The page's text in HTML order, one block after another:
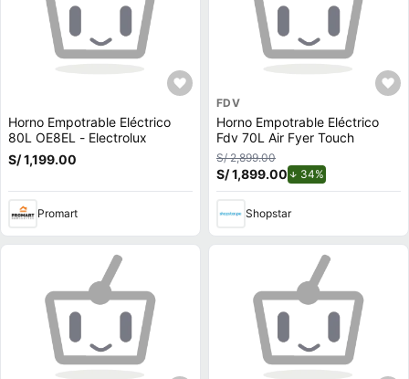
Horno Empotrable Eléctrico
80L OE8EL - Electrolux
S/ 1,199.00
Promart
FDV
Horno Empotrable Eléctrico
Fdv 70L Air Fyer Touch
S/ 2,899.00
S/ 1,899.00 34%
Shopstar